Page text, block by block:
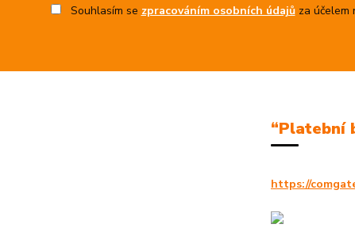
Souhlasím se zpracováním osobních údajůza účelem
“Platební
https://